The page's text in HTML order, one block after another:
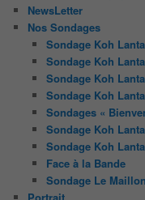
NewsLetter
Nos Sondages
Sondage Koh
Sondage Koh
Sondage Koh
Sondage Koh Lanta
Sondages «
Sondage Koh
Sondage Koh
Face à la Bande
Sondage Le